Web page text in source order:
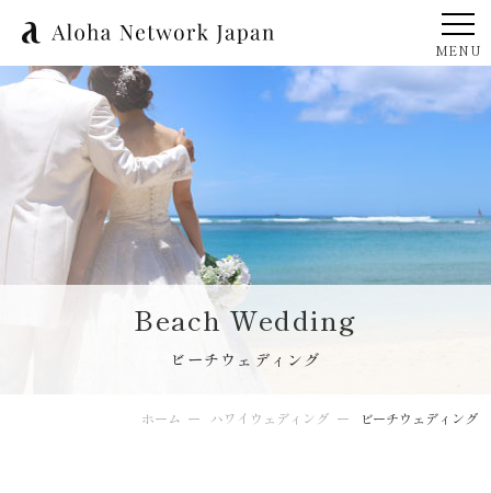
Beach Wedding
ビーチウェディング
ホーム ハワイウェディング ビーチウェディング